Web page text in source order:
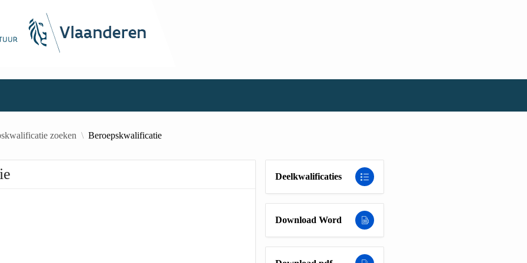
zoeken Beroepskwalificatie
Deelkwalificaties
Download Word